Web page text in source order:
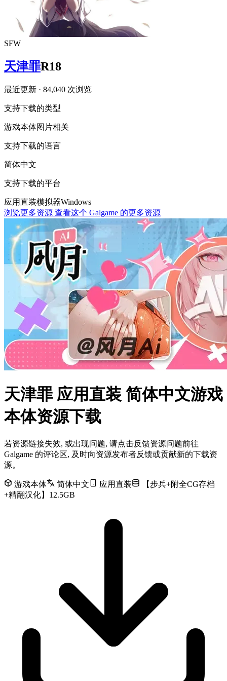
SFW
天津罪R18
最近更新 · 84,040 次浏览
支持下载的类型
游戏本体图片相关
支持下载的语言
简体中文
支持下载的平台
应用直装模拟器Windows
浏览更多资源 查看这个 Galgame 的更多资源
天津罪 应用直装 简体中文游戏
本体资源下载
若资源链接失效, 或出现问题, 请点击反馈资源问题前往
Galgame 的评论区, 及时向资源发布者反馈或贡献新的下载资
源。
游戏本体 简体中文 应用直装
【步兵+附全CG存档
+精翻汉化】12.5GB